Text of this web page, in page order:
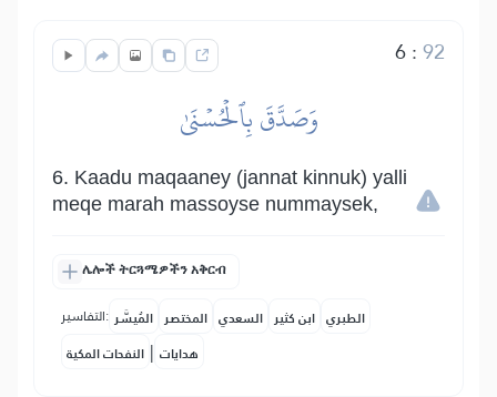
6:92
وَصَدَّقَ بِٱلۡحُسۡنَىٰ
6. Kaadu maqaaney (jannat kinnuk) yalli
meqe marah massoyse nummaysek,
ሌሎች ትርጓሜዎችን አቅርብ
التفاسير: المُيسَّر المختصر السعدي ابن كثير الطبري
النفحات المكية | هدايات